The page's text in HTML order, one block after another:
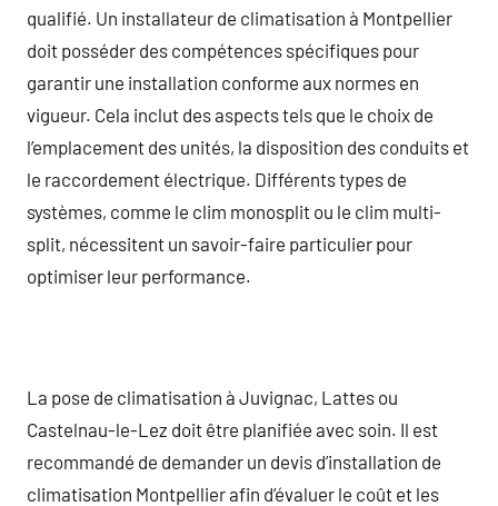
qualifié. Un installateur de climatisation à Montpellier
doit posséder des compétences spécifiques pour
garantir une installation conforme aux normes en
vigueur. Cela inclut des aspects tels que le choix de
l’emplacement des unités, la disposition des conduits et
le raccordement électrique. Différents types de
systèmes, comme le clim monosplit ou le clim multi-
split, nécessitent un savoir-faire particulier pour
optimiser leur performance.
La pose de climatisation à Juvignac, Lattes ou
Castelnau-le-Lez doit être planifiée avec soin. Il est
recommandé de demander un devis d’installation de
climatisation Montpellier afin d’évaluer le coût et les